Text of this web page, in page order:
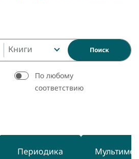
Книги Поиск
По любому
соответствию
Периодика